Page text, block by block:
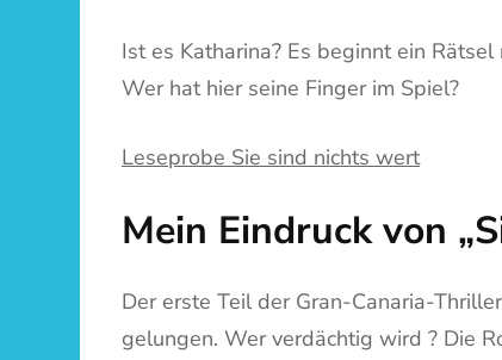
Ist es Katharina? Es beginnt ein
Wer hat hier seine Finger im Spiel?
Leseprobe Sie sind nichts wert
Mein Eindruck von
Der erste Teil der Gran-Canaria-
gelungen. Wer verdächtig wird ? Die